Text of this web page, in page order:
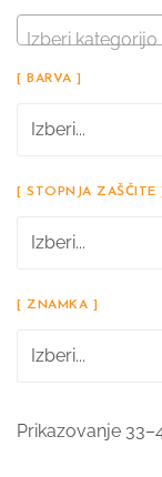
Izberi kategorijo
[ BARVA ]
Izberi...
[ STOPNJA ZAŠČITE ]
Izberi...
[ ZNAMKA ]
Izberi...
Prikazovanje